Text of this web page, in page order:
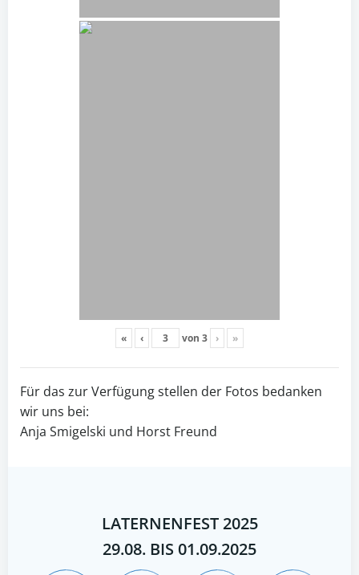
« ‹ von 3 › »
Für das zur Verfügung stellen der Fotos bedanken
wir uns bei:
Anja Smigelski und Horst Freund
LATERNENFEST 2025
29.08. BIS 01.09.2025